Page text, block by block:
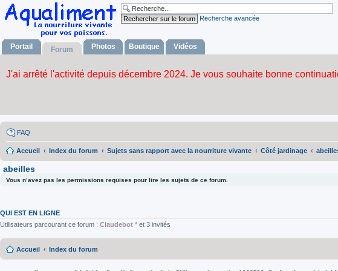
Recherche avancée
Portail Forum Photos Boutique Vidéos
FAQ
Accueil Index du forum Sujets sans rapport avec la nourriture vivante Côté jardinage
abeilles
Vous n’avez pas les permissions requises pour lire les sujets de ce forum.
QUI EST EN LIGNE
Utilisateurs parcourant ce forum : Claudebot * et 3 invités
Accueil Index du forum